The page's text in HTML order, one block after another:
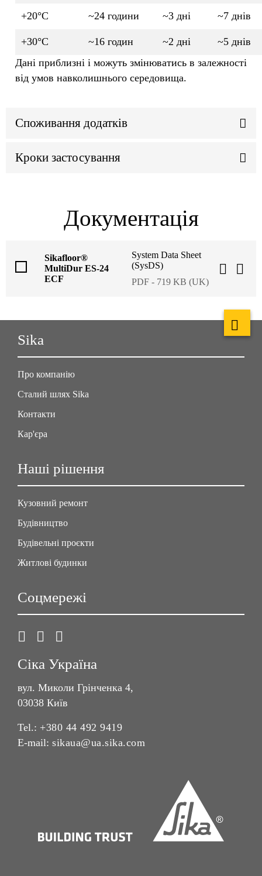
+20°C ~24 години ~3 дні ~7 днів
+30°C ~16 годин ~2 дні
~5 днів
Дані приблизні і можуть змінюватись в залежності
від умов навколишнього середовища.
Споживання додатків
Кроки застосування
Документація
Sikafloor®
MultiDur ES-24
ECF
System Data Sheet
(SysDS)
PDF - 719 KB (UK)
Sika
Про компанію
Сталий шлях Sika
Контакти
Кар'єра
Наші рішення
Кузовний ремонт
Будівництво
Будівельні проєкти
Житлові будинки
Соцмережі
Сіка Україна
вул. Миколи Грінченка 4,
03038 Київ
Tel.: +380 44 492 9419
E-mail: sikaua@ua.sika.com